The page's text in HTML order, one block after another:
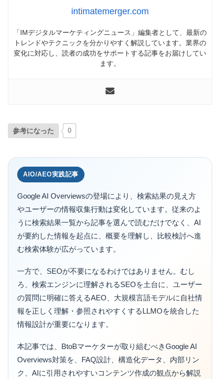
intimatemerger.com
「IMデジタルマーケティングニュース」編集者として、最新の
トレンドやテクニックを分かりやすく解説しています。業界の
変化に対応し、読者の成功をサポートする記事をお届けしてい
ます。
参考になった 0
AIO/AEO実践記事
Google AI Overviewsの登場により、検索結果の見え方
やユーザーの情報収集行動は変化しています。従来のよ
うに検索結果一覧から記事を選んで読むだけでなく、AI
が要約した情報を起点に、概要を理解し、比較検討へ進
む検索体験が広がっています。
一方で、SEOが不要になるわけではありません。むし
ろ、検索エンジンに理解されるSEOを土台に、ユーザー
の質問に明確に答えるAEO、大規模言語モデルに自社情
報を正しく理解・参照されやすくするLLMOを統合した
情報設計が重要になります。
本記事では、BtoBマーケターが取り組むべきGoogle AI
Overviews対策を、FAQ設計、構造化データ、内部リン
ク、AIに引用されやすいコンテンツ作成の観点から解説